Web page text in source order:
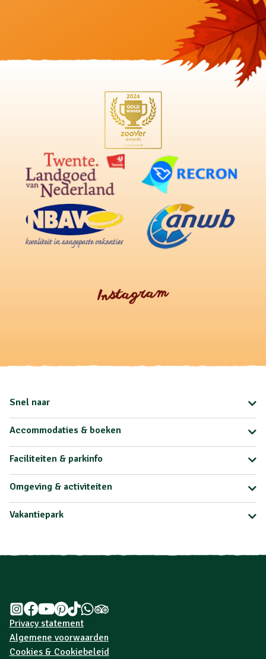
Instagram
Snel naar
Accommodaties & boeken
Faciliteiten & parkinfo
Omgeving & activiteiten
Vakantiepark
Privacy statement
Algemene voorwaarden
Cookies & Cookiebeleid